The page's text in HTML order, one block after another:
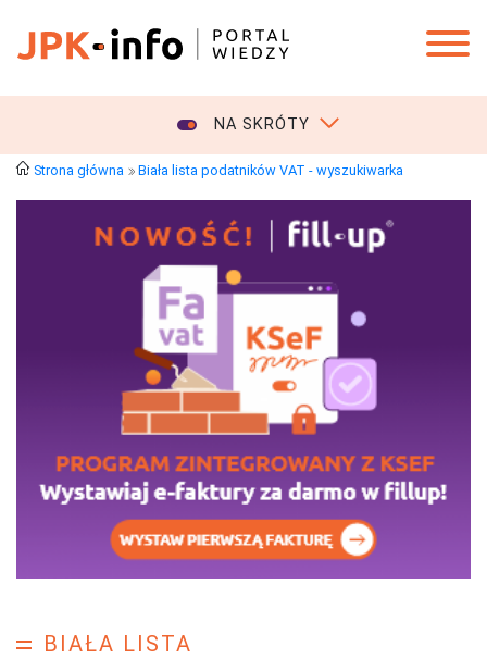
NA SKRÓTY
Strona główna Biała lista podatników VAT - wyszukiwarka
BIAŁA LISTA